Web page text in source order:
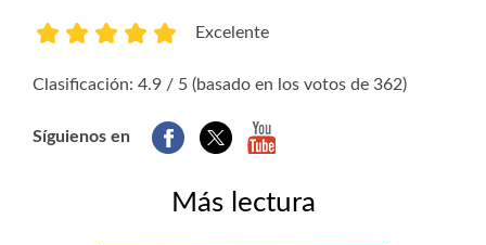
Excelente
Clasificación: 4.9 / 5 (basado en los votos de 362)
Síguienos en
Más lectura